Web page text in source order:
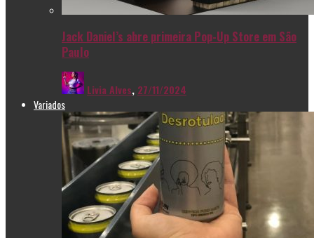
Jack Daniel’s abre primeira Pop-Up Store em São
Paulo
Livia Alves, 27/11/2024
Variados